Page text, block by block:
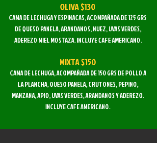
OLIVA $130
CAMA DE LECHUGA Y ESPINACAS, ACOMPAÑADA DE 125 GRS
DE QUESO PANELA, ARANDANOS, NUEZ, UVAS VERDES,
ADEREZO MIEL MOSTAZA. INCLUYE CAFE AMERICANO.
MIXTA $150
CAMA DE LECHUGA, ACOMPAÑADA DE 150 GRS DE POLLO A
LA PLANCHA, QUESO PANELA, CRUTONES, PEPINO,
MANZANA, APIO, UVAS VERDES, ARANDANOS Y ADEREZO.
INCLUYE CAFE AMERICANO.